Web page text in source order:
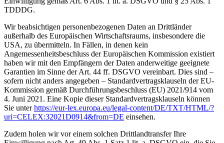
TDDDG.
Wir beabsichtigen personenbezogenen Daten an Drittländer
außerhalb des Europäischen Wirtschaftsraums, insbesondere die
USA, zu übermitteln. In Fällen, in denen kein
Angemessenheitsbeschluss der Europäischen Kommission existiert
haben wir mit den Empfängern der Daten anderweitige geeignete
Garantien im Sinne der Art. 44 ff. DSGVO vereinbart. Dies sind –
sofern nicht anders angegeben – Standardvertragsklauseln der EU-
Kommission gemäß Durchführungsbeschluss (EU) 2021/914 vom
4. Juni 2021. Eine Kopie dieser Standardvertragsklauseln können
Sie unterhttps://eur-lex.europa.eu/legal-content/DE/TXT/HTML/?
uri=CELEX:32021D0914&from=DE einsehen.
Zudem holen wir vor einem solchen Drittlandtransfer Ihre